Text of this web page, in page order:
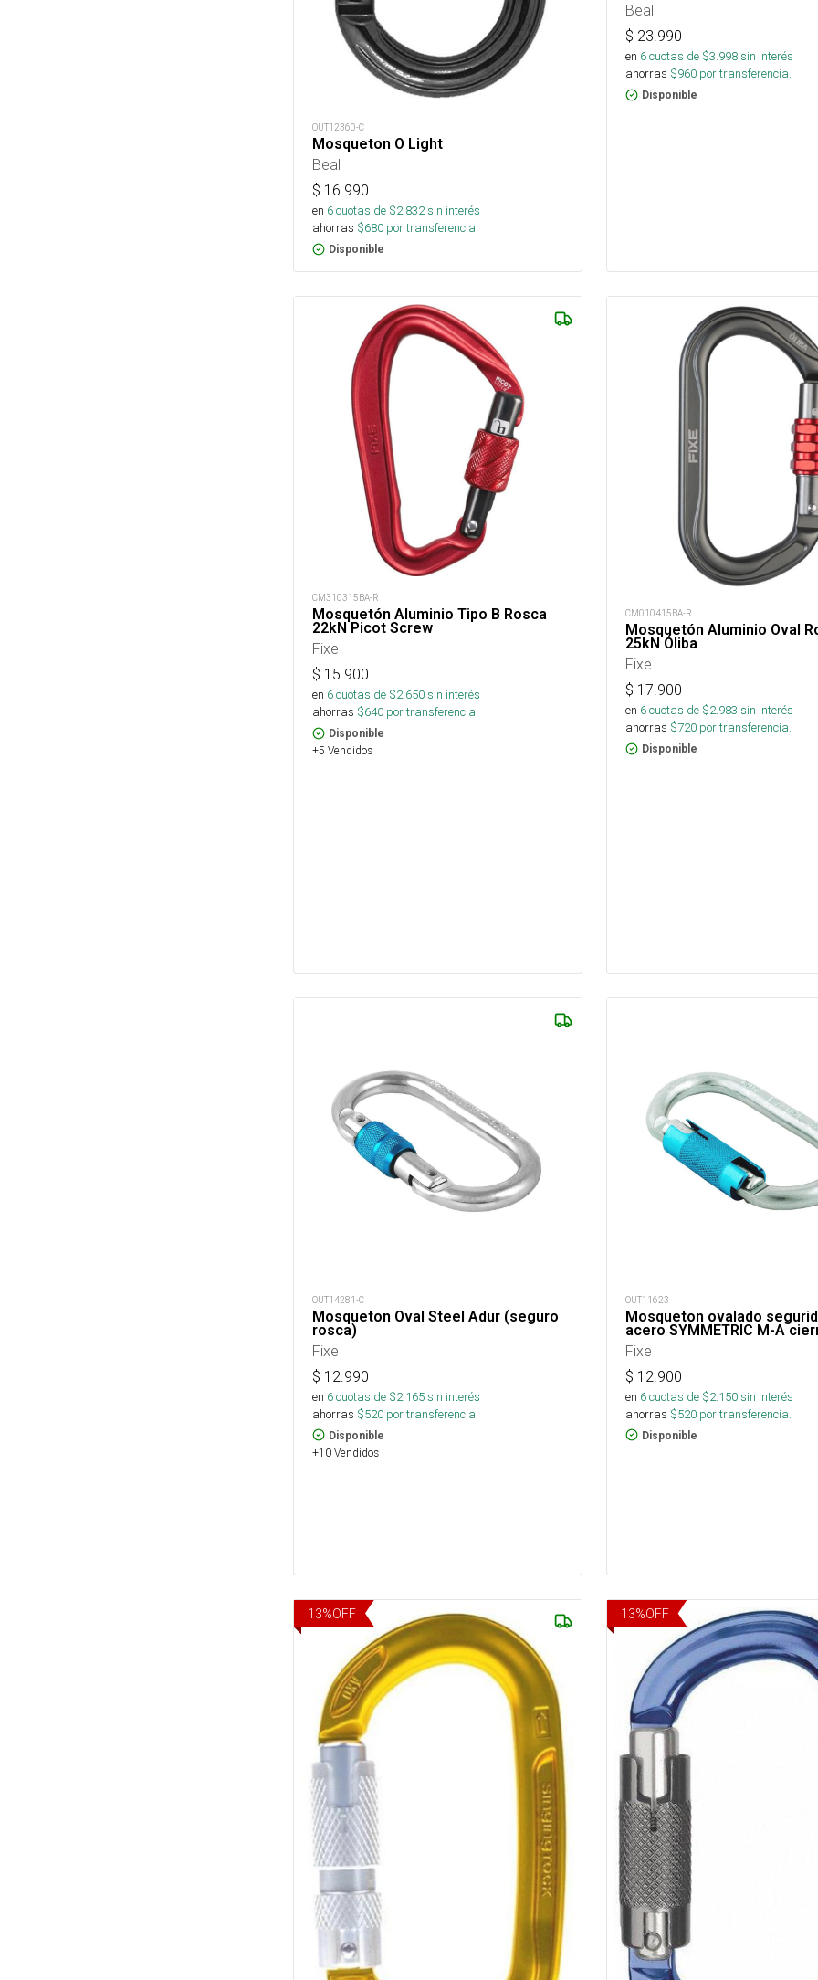
OUT12360-C
Mosqueton O Light
Beal
$ 16.990
en 6cuotas de $2.832sin interés
ahorras $680 por transferencia.
Disponible
Beal
$ 23.990
en 6cuotas de $3.998sin interés
ahorras $960por transferencia.
Disponible
CM310315BA-R
Mosquetón Aluminio Tipo B Rosca
22kN Picot Screw
Fixe
$ 15.900
en 6cuotas de $2.650sin interés
ahorras $640 por transferencia.
Disponible
+5 Vendidos
CM010415BA-R
Mosquetón Aluminio Oval
25kN Óliba
Fixe
$ 17.900
en 6cuotas de $2.983 sin interés
ahorras $720por transferencia.
Disponible
OUT14281-C
Mosqueton Oval Steel Adur (seguro
rosca)
Fixe
$ 12.990
en 6cuotas de $2.165sin interés
ahorras $520 por transferencia.
Disponible
+10 Vendidos
OUT11623
Mosqueton ovalado
acero SYMMETRIC M-A
Fixe
$ 12.900
en 6cuotas de $2.150sin interés
ahorras $520por transferencia.
Disponible
13%OFF 13%OFF